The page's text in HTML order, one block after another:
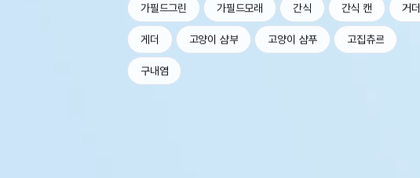
가필드그린 가필드모래 간식 간식 캔 거더
게더 고양이 샴부 고양이 샴푸 고집츄르
구내염